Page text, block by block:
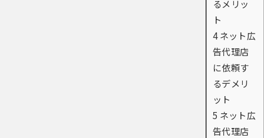
るメリッ
ト
4ネット広
告代理店
に依頼す
るデメリ
ット
5 ネット広
告代理店